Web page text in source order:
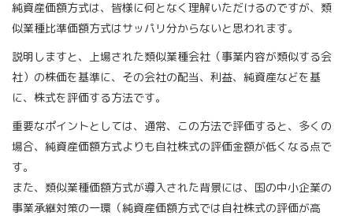
純資産価額方式は、皆様に何となく理解いただけるのですが、類
似業種比準価額方式はサッパリ分からないと思われます。
説明しますと、上場された類似業種会社（事業内容が類似する会
社）の株価を基準に、その会社の配当、利益、純資産などを基
に、株式を評価する方法です。
重要なポイントとしては、通常、この方法で評価すると、多くの
場合、純資産価額方式よりも自社株式の評価金額が低くなる点で
す。
また、類似業種価額方式が導入された背景には、国の中小企業の
事業承継対策の一環（純資産価額方式では自社株式の評価が高